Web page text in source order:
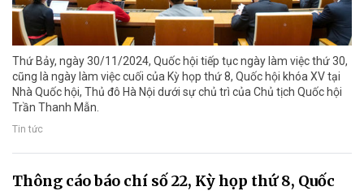
Thứ Bảy, ngày 30/11/2024, Quốc hội tiếp tục ngày làm việc thứ 30,
cũng là ngày làm việc cuối của Kỳ họp thứ 8, Quốc hội khóa XV tại
Nhà Quốc hội, Thủ đô Hà Nội dưới sự chủ trì của Chủ tịch Quốc hội
Trần Thanh Mẫn.
Tin tức
Thông cáo báo chí số 22, Kỳ họp thứ 8, Quốc